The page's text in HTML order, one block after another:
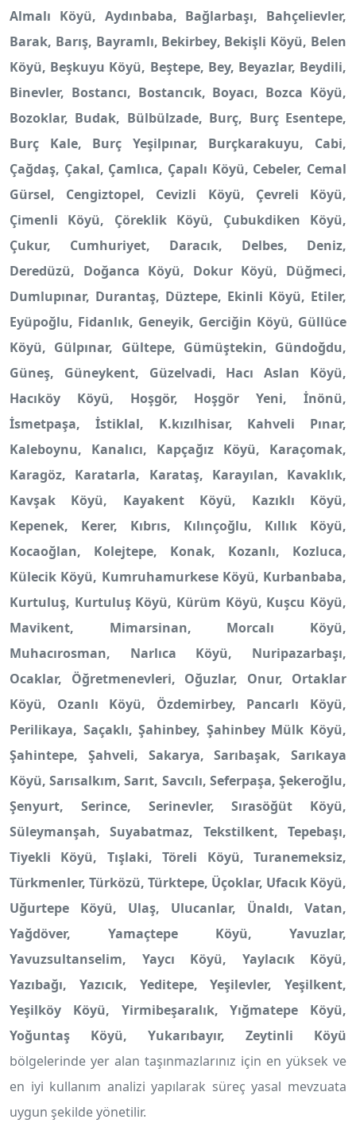
Almalı Köyü, Aydınbaba, Bağlarbaşı, Bahçelievler,
Barak, Barış, Bayramlı, Bekirbey, Bekişli Köyü, Belen
Köyü, Beşkuyu Köyü, Beştepe, Bey, Beyazlar, Beydili,
Binevler, Bostancı, Bostancık, Boyacı, Bozca Köyü,
Bozoklar, Budak, Bülbülzade, Burç, Burç Esentepe,
Burç Kale, Burç Yeşilpınar, Burçkarakuyu, Cabi,
Çağdaş, Çakal, Çamlıca, Çapalı Köyü, Cebeler, Cemal
Gürsel, Cengiztopel, Cevizli Köyü, Çevreli Köyü,
Çimenli Köyü, Çöreklik Köyü, Çubukdiken Köyü,
Çukur, Cumhuriyet, Daracık, Delbes, Deniz,
Deredüzü, Doğanca Köyü, Dokur Köyü, Düğmeci,
Dumlupınar, Durantaş, Düztepe, Ekinli Köyü, Etiler,
Eyüpoğlu, Fidanlık, Geneyik, Gerciğin Köyü, Güllüce
Köyü, Gülpınar, Gültepe, Gümüştekin, Gündoğdu,
Güneş, Güneykent, Güzelvadi, Hacı Aslan Köyü,
Hacıköy Köyü, Hoşgör, Hoşgör Yeni, İnönü,
İsmetpaşa, İstiklal, K.kızılhisar, Kahveli Pınar,
Kaleboynu, Kanalıcı, Kapçağız Köyü, Karaçomak,
Karagöz, Karatarla, Karataş, Karayılan, Kavaklık,
Kavşak Köyü, Kayakent Köyü, Kazıklı Köyü,
Kepenek, Kerer, Kıbrıs, Kılınçoğlu, Kıllık Köyü,
Kocaoğlan, Kolejtepe, Konak, Kozanlı, Kozluca,
Külecik Köyü, Kumruhamurkese Köyü, Kurbanbaba,
Kurtuluş, Kurtuluş Köyü, Kürüm Köyü, Kuşcu Köyü,
Mavikent, Mimarsinan, Morcalı Köyü,
Muhacırosman, Narlıca Köyü, Nuripazarbaşı,
Ocaklar, Öğretmenevleri, Oğuzlar, Onur, Ortaklar
Köyü, Ozanlı Köyü, Özdemirbey, Pancarlı Köyü,
Perilikaya, Saçaklı, Şahinbey, Şahinbey Mülk Köyü,
Şahintepe, Şahveli, Sakarya, Sarıbaşak, Sarıkaya
Köyü, Sarısalkım, Sarıt, Savcılı, Seferpaşa, Şekeroğlu,
Şenyurt, Serince, Serinevler, Sırasöğüt Köyü,
Süleymanşah, Suyabatmaz, Tekstilkent, Tepebaşı,
Tiyekli Köyü, Tışlaki, Töreli Köyü, Turanemeksiz,
Türkmenler, Türközü, Türktepe, Üçoklar, Ufacık Köyü,
Uğurtepe Köyü, Ulaş, Ulucanlar, Ünaldı, Vatan,
Yağdöver, Yamaçtepe Köyü, Yavuzlar,
Yavuzsultanselim, Yaycı Köyü, Yaylacık Köyü,
Yazıbağı, Yazıcık, Yeditepe, Yeşilevler, Yeşilkent,
Yeşilköy Köyü, Yirmibeşaralık, Yığmatepe Köyü,
Yoğuntaş Köyü, Yukarıbayır, Zeytinli Köyü
bölgelerinde yer alan taşınmazlarınız için en yüksek ve
en iyi kullanım analizi yapılarak süreç yasal mevzuata
uygun şekilde yönetilir.